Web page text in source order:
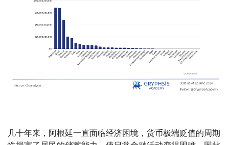
几十年来，阿根廷一直面临经济困境，货币极端贬值的周期